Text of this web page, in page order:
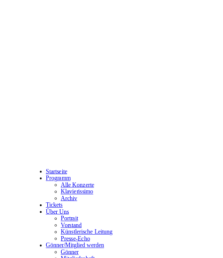
Startseite
Programm
Alle Konzerte
Klavierissimo
Archiv
Tickets
Über Uns
Portrait
Vorstand
Künstlerische Leitung
Presse-Echo
Gönner/Mitglied werden
Gönner